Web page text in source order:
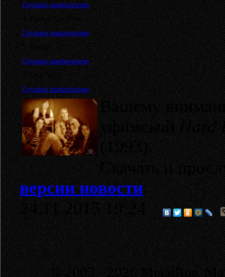
Слушать композицию
4. Against The Floor
Слушать композицию
5. Fly Up
Слушать композицию
6. Gone Wild
Слушать композицию
Вашему
уфимскойHard
(1993).
Скачать и
версии новости.
24.11.2015 19:24
© 2003 - 2026 MetalRus.